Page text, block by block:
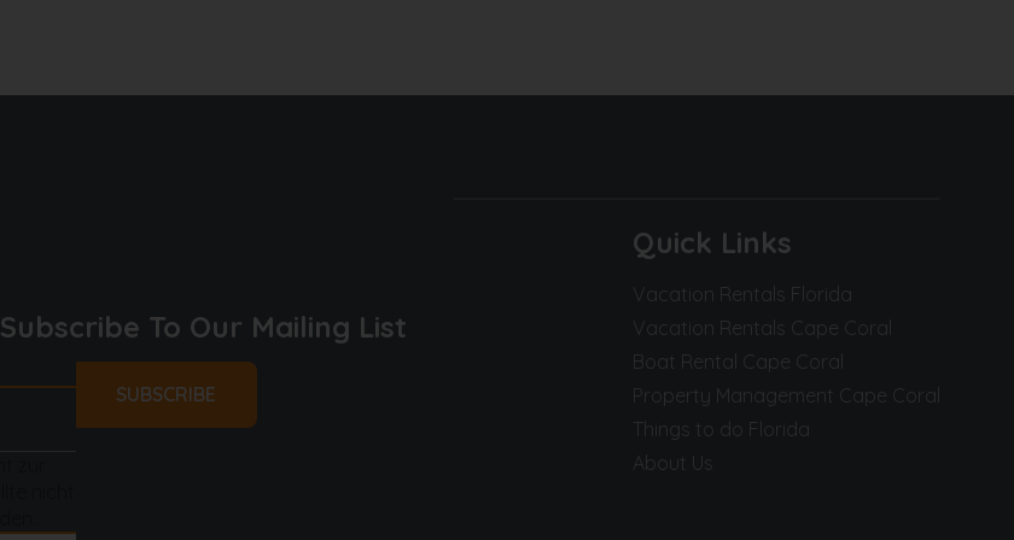
Subscribe To Our Mailing List
Quick Links
Vacation Rentals Florida
Vacation Rentals Cape Coral
Boat Rental Cape Coral
Property Management Cape Coral
Things to do Florida
About Us